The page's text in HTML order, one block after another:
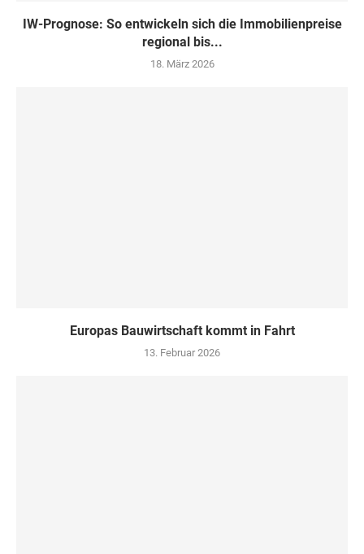
IW-Prognose: So entwickeln sich die Immobilienpreise
regional bis...
18. März 2026
Europas Bauwirtschaft kommt in Fahrt
13. Februar 2026